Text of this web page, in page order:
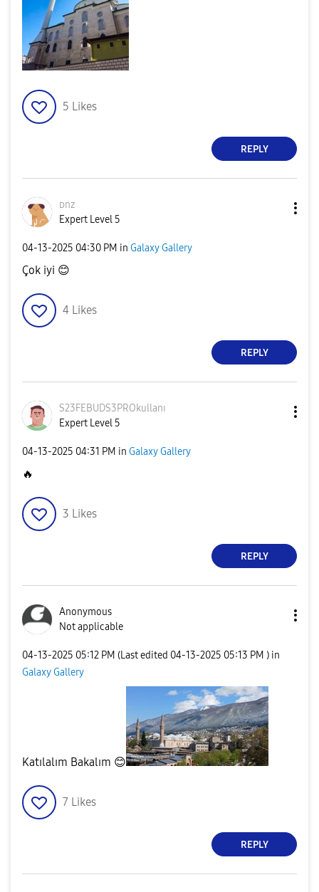
5 Likes
REPLY
ᴅnz
Expert Level 5
‎04-13-2025 04:30 PM in Galaxy Gallery
Çok iyi 😊
4 Likes
REPLY
S23FEBUDS3PROkullanı
Expert Level 5
‎04-13-2025 04:31 PM in Galaxy Gallery
🔥
3 Likes
REPLY
Anonymous
Not applicable
‎04-13-2025 05:12 PM (Last edited ‎04-13-2025 05:13 PM ) in
Galaxy Gallery
Katılalım Bakalım 😊
7 Likes
REPLY